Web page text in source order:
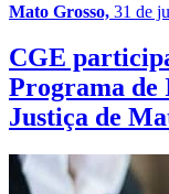
Mato Grosso, 31 de
CGE
Programa de
Justiça de